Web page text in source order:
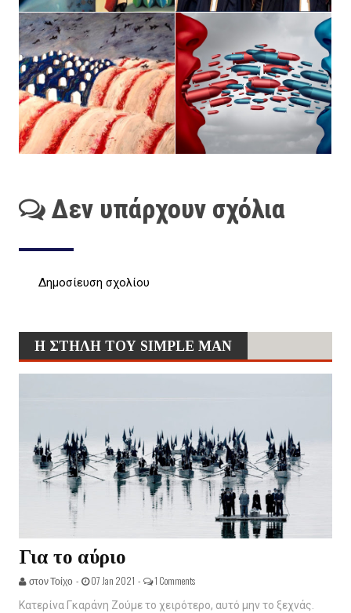
Δεν υπάρχουν σχόλια
Δημοσίευση σχολίου
Η ΣΤΗΛΗ ΤΟΥ SIMPLE MAN
Για το αύριο
στον Τοίχο - 07 Jan 2021 - 1 Comments
Κατερίνα Γκαράνη Ζούμε το χειρότερο, αυτό μην το ξεχνάς.